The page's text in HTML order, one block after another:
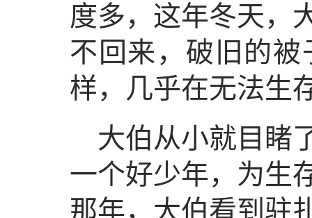
度多，这年冬天，
不回来，破旧的
样，几乎在无法生
大伯从小就目睹
一个好少年，为生
那年，大伯看到驻